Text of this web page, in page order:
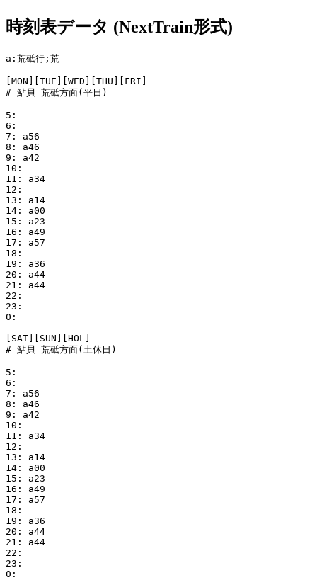
時刻表データ (NextTrain形式)
a:荒砥行;荒
[MON][TUE][WED][THU][FRI]
# 鮎貝 荒砥方面(平日)
5:
6:
7: a56
8: a46
9: a42
10:
11: a34
12:
13: a14
14: a00
15: a23
16: a49
17: a57
18:
19: a36
20: a44
21: a44
22:
23:
0:
[SAT][SUN][HOL]
# 鮎貝 荒砥方面(土休日)
5:
6:
7: a56
8: a46
9: a42
10:
11: a34
12:
13: a14
14: a00
15: a23
16: a49
17: a57
18:
19: a36
20: a44
21: a44
22:
23:
0: